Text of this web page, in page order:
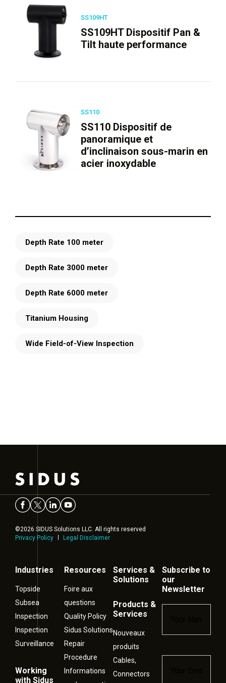
SS109HT
SS109HT Dispositif Pan &
Tilt haute performance
SS110
SS110 Dispositif de
panoramique et
d’inclinaison sous-marin en
acier inoxydable
Depth Rate 100 meter
Depth Rate 3000 meter
Depth Rate 6000 meter
Titanium Housing
Wide Field-of-View Inspection
©2026 SIDUS Solutions LLC. All rights reserved
Privacy Policy
Legal Disclaimer
Industries
Topside
Subsea
Inspection
Inspection
Surveillance
Working
with Sidus
Resources
Foire aux
questions
Quality Policy
Sidus Solutions
Repair
Procedure
Informations
Services &
Solutions
Products &
Services
Nouveaux
produits
Cables,
Connectors
Subscribe to
our
Newsletter